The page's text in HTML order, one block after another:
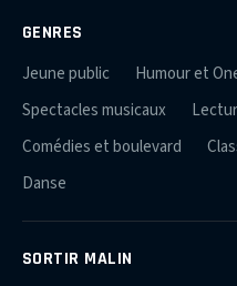
GENRES
Jeune public
Humour et
Spectacles musicaux
Comédies et boulevard
Danse
SORTIR MALIN